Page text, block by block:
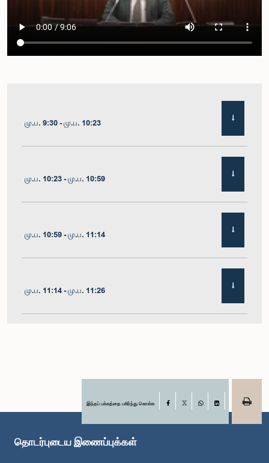
மு.ப. 9:30 - மு.ப. 10:23
மு.ப. 10:23 - மு.ப. 10:59
மு.ப. 10:59 - மு.ப. 11:14
மு.ப. 11:14 - மு.ப. 11:26
மு.ப. 11:38 - மு.ப. 11:48இந்தப் பக்கத்தை பகிர்ந்து கொள்க Facebook
LinkedIn
தொடர்புடைய இணைப்புக்கள்